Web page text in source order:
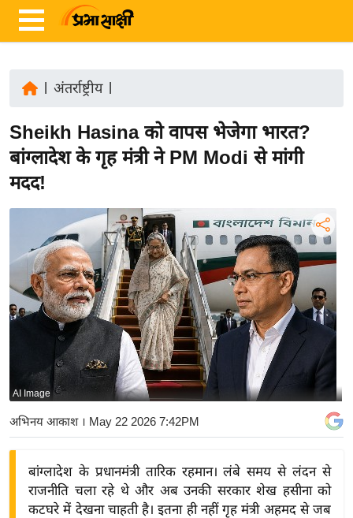
ज़ा
ख
र
य
अं
त
बि
ज़
ने
द्यो
अंतर्राष्ट्रीय|
Sheikh Hasina को वापस भेजेगा भारत?
बांग्लादेश के गृह मंत्री ने PM Modi से मांगी
मदद!
AI Image
अभिनय आकाश। May 22 2026 7:42PM
बांग्लादेश के प्रधानमंत्री तारिक रहमान। लंबे समय से लंदन से
राजनीति चला रहे थे और अब उनकी सरकार शेख हसीना को
कटघरे में देखना चाहती है। इतना ही नहीं गृह मंत्री अहमद से जब